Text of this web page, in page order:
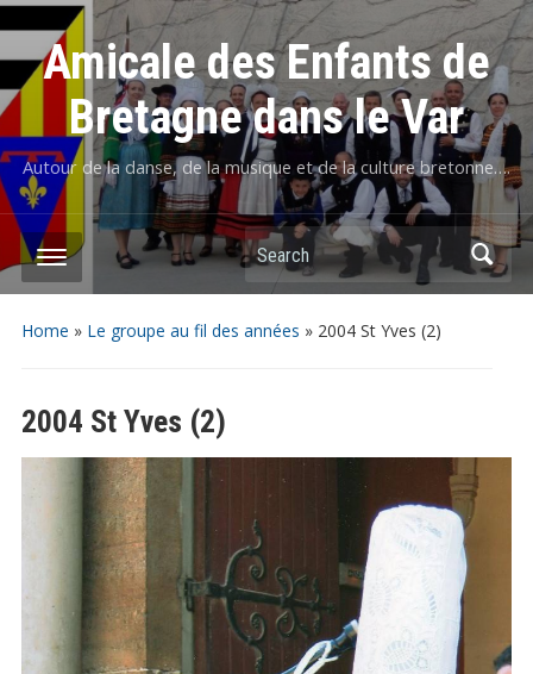
Amicale des Enfants de
Bretagne dans le Var
Autour de la danse, de la musique et de la culture bretonne….
Home » Le groupe au fil des années » 2004 St Yves (2)
2004 St Yves (2)